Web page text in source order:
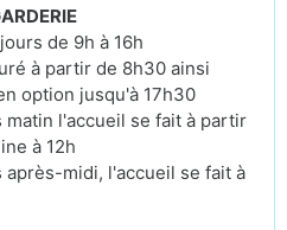
de 9h à 16h
à partir de 8h30 ainsi
option jusqu'à 17h30
l'accueil se fait à partir
à 12h
midi, l'accueil se fait à